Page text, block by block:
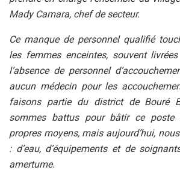
Mady Camara, chef de secteur.
Ce manque de personnel qualifié
les femmes enceintes, souvent
l’absence de personnel
aucun médecin pour les
faisons partie du district de Bouré
sommes battus pour bâtir ce
propres moyens, mais aujourd’hui,
: d’eau, d’équipements et de
amertume.